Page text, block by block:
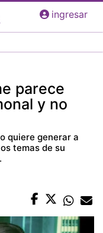
ingresar
parece
y no
quiere generar a
temas de su